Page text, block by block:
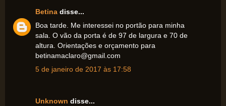
Betina disse...
Boa tarde. Me interessei no portão para minha
sala. O vão da porta é de 97 de largura e 70 de
altura. Orientações e orçamento para
betinamaclaro@gmail.com
5 de janeiro de 2017 às 17:58
Unknown disse...